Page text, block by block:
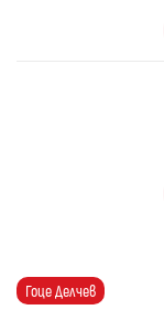
Гоце Делчев